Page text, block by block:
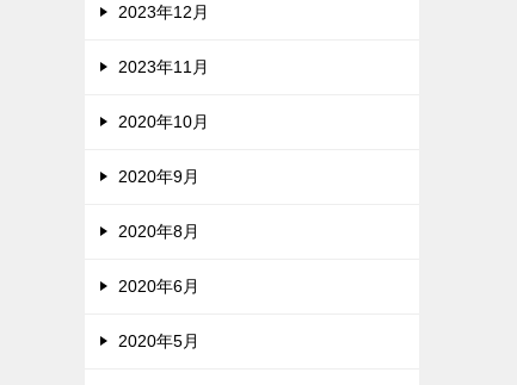
2023年12月
2023年11月
2020年10月
2020年9月
2020年8月
2020年6月
2020年5月